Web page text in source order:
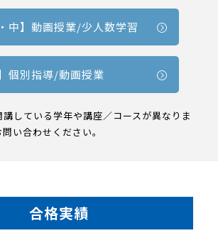
・中】動画授業/少人数学習
】個別指導/動画授業
している学年や講座／コースが異なりま
い合わせください。
合格実績